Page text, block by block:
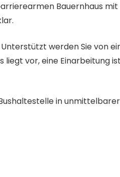
Bauernhaus
werden Sie von
liegt vor, eine Einarbeitung
in